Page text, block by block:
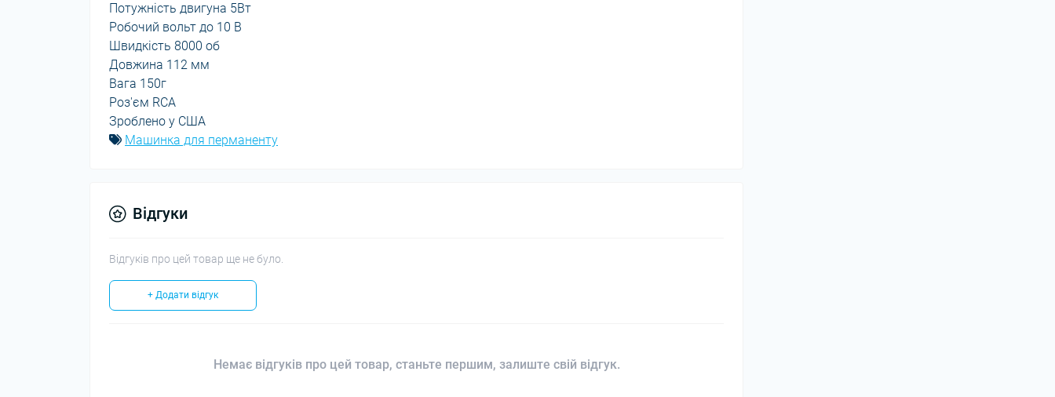
Потужність двигуна 5Вт
Робочий вольт до 10 В
Швидкість 8000 об
Довжина 112 мм
Вага 150г
Роз'єм RCA
Зроблено у США
Машинка для перманенту
Відгуки
Відгуків про цей товар ще не було.
+ Додати відгук
Немає відгуків про цей товар, станьте першим, залиште свій відгук.